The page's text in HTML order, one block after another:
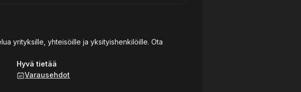
yrityksille, yhteisöille ja yksityishenkilöille. Ota
Hyvä tietää
Varausehdot